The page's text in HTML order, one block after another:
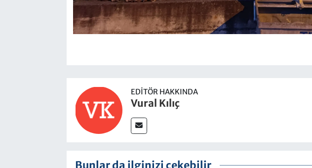
EDITÖR HAKKINDA
Vural Kılıç
Bunlar da ilginizi çekebilir